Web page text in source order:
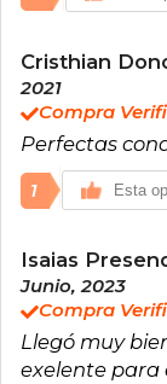
Cristhian
2021
Compra
Perfectas
1 Esta
Isaias
Junio, 2023
Compra
Llegó muy
exelente para